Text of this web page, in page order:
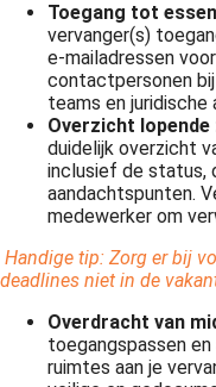
Toegang tot
vervanger(s)
e-mailadressen
contactpersonen
teams en juridische
Overzicht
duidelijk overzicht
inclusief de status,
aandachtspunten.
medewerker om
Handige tip: Zorg er bij
deadlines niet in de
Overdracht van
toegangspassen
ruimtes aan je